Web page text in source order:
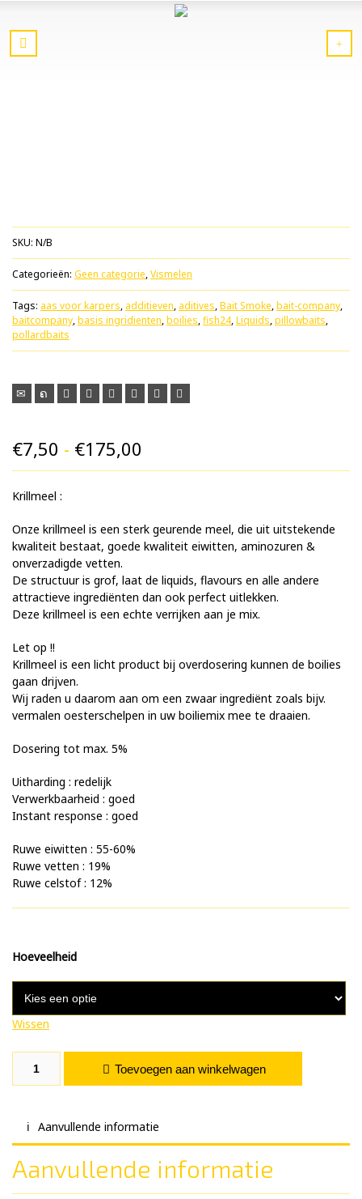
SKU: N/B
Categorieën: Geen categorie,Vismelen
Tags: aas voor karpers, additieven, aditives,Bait Smoke,bait-company,
baitcompany,basis ingridienten,boilies,fish24,Liquids,pillowbaits,
pollardbaits
€7,50 - €175,00
€7,50
€175,00
Krillmeel :
Onze krillmeel is een sterk geurende meel, die uit uitstekende
kwaliteit bestaat, goede kwaliteit eiwitten, aminozuren &
onverzadigde vetten.
De structuur is grof, laat de liquids, flavours en alle andere
attractieve ingrediënten dan ook perfect uitlekken.
Deze krillmeel is een echte verrijken aan je mix.
Let op !!
Krillmeel is een licht product bij overdosering kunnen de boilies
gaan drijven.
Wij raden u daarom aan om een zwaar ingrediënt zoals bijv.
vermalen oesterschelpen in uw boiliemix mee te draaien.
Dosering tot max. 5%
Uitharding : redelijk
Verwerkbaarheid : goed
Instant response : goed
Ruwe eiwitten : 55-60%
Ruwe vetten : 19%
Ruwe celstof : 12%
Hoeveelheid
Wissen
Krill Vismeel aantal Toevoegen aan winkelwagen
Aanvullende informatie
Aanvullende informatie